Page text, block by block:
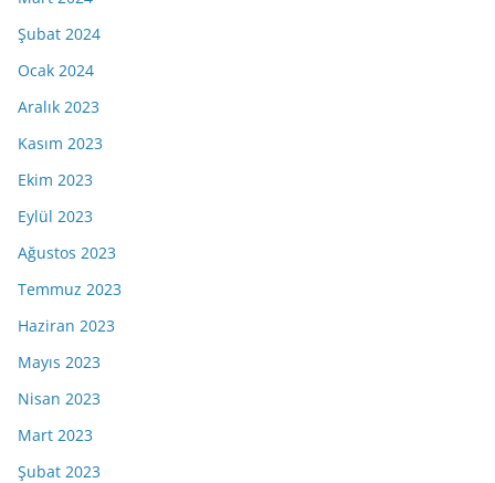
Şubat 2024
Ocak 2024
Aralık 2023
Kasım 2023
Ekim 2023
Eylül 2023
Ağustos 2023
Temmuz 2023
Haziran 2023
Mayıs 2023
Nisan 2023
Mart 2023
Şubat 2023